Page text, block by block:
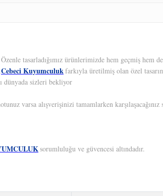
tasarladığımız ürünlerimizde hem geçmiş
Cebeci Kuyumculukfarkıyla üretilmiş olan özel
dünyada sizleri bekliyor
varsa alışverişinizi tamamlarken
sorumluluğu ve güvencesi altındadır.